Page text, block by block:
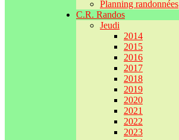
Planning randonnées
C.R. Randos
Jeudi
2014
2015
2016
2017
2018
2019
2020
2021
2022
2023